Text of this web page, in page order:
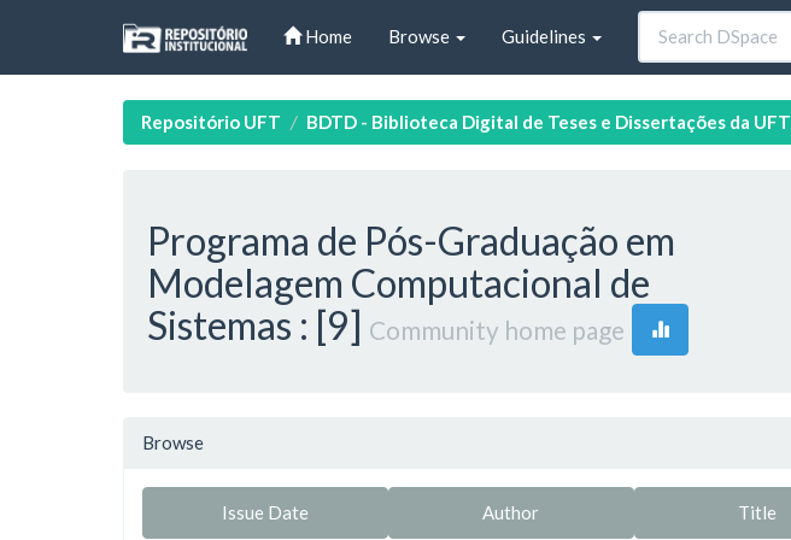
Home Browse Guidelines
Repositório UFT BDTD - Biblioteca Digital de Teses e Dissertações da UFT
Programa de Pós-Graduação em
Modelagem Computacional de
Sistemas : [9] Community home page
Browse